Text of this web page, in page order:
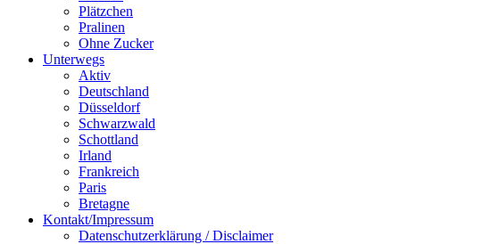
Plätzchen
Pralinen
Ohne Zucker
Unterwegs
Aktiv
Deutschland
Düsseldorf
Schwarzwald
Schottland
Irland
Frankreich
Paris
Bretagne
Kontakt/Impressum
Datenschutzerklärung / Disclaimer